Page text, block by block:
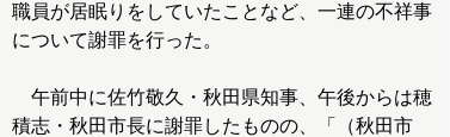
職員が居眠りをしていたことなど、一連の不祥事
について謝罪を行った。
午前中に佐竹敬久・秋田県知事、午後からは穂
積志・秋田市長に謝罪したものの、「（秋田市